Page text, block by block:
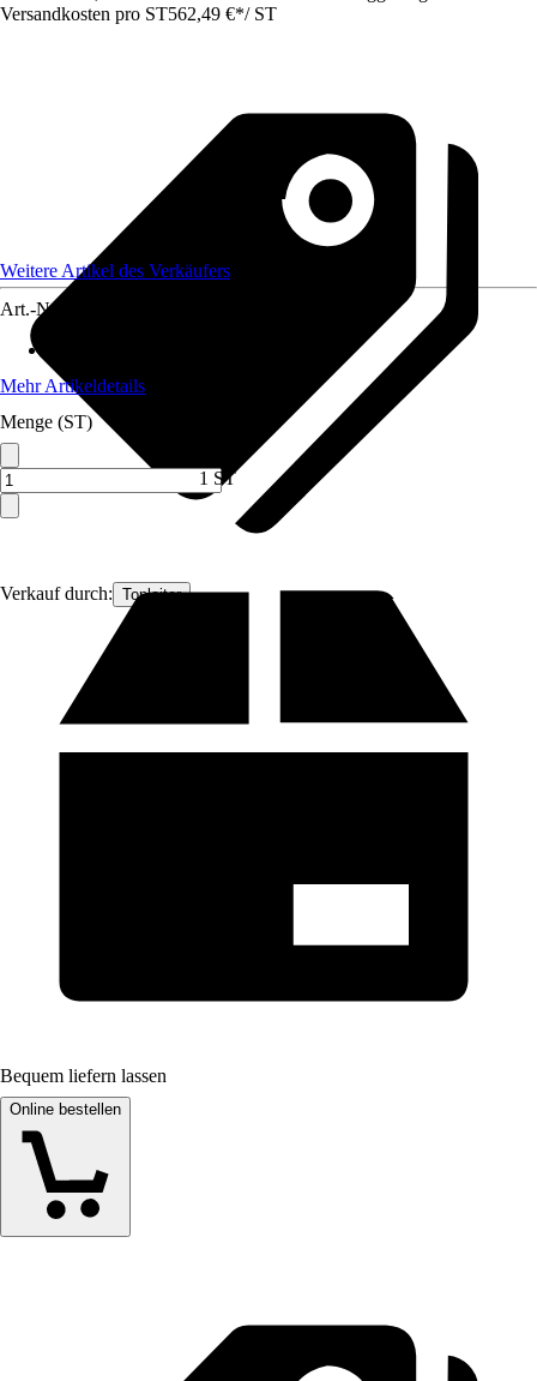
Versandkosten pro ST562,49 €*/ ST
Verkauf durch: Topleiter
Weitere Artikel des Verkäufers
Art.-Nr.
Mehr Artikeldetails
Menge (ST)
1 ST
Bequem liefern lassen
Online bestellen